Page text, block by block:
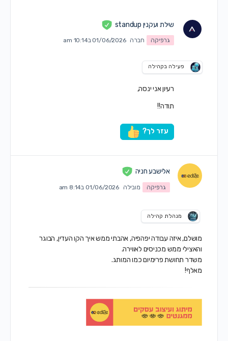
שילת ועקנין standup
גרפיקה חברה 01/06/2026 ב10:14 am
פעילה בקהילה
רעיון אני ינסה,
תודה!!
עזר לך?
אלישבע חניה
גרפיקה מובילה 01/06/2026 ב8:14 am
מנהלת קהילה
מושלם, איזה עבודה יפהפיה, אהבתי ממש איך הקו העדין, הבוגר
והאצילי ממש מכניסים לאווירה.
משדר תחושת פרימיום כמו המותג.
מאלף!